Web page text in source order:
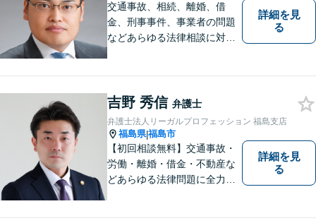
交通事故、相続、離婚、借
金、刑事事件、事業者の問題
などあらゆる法律相談に対応
ごとがありましたら、まずは
ご相談ください。
詳細を見
る
吉野 秀信 弁護士
弁護士法人リーガルプロフェッション 福島支店
福島県|福島市
【初回相談無料】交通事故・
労働・離婚・借金・不動産な
どあらゆる法律問題に全力を
詳細を見
る